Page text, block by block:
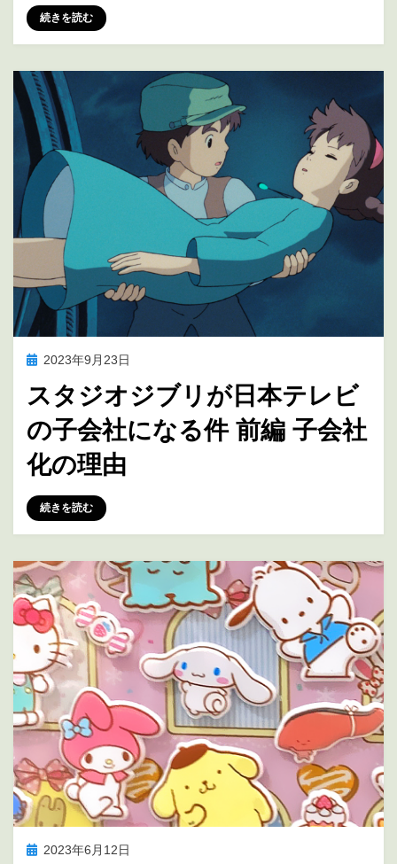
投稿者marumegane
続きを読む
投
日:
2023年9月23日
スタジオジブリが日本テレビ
の子会社になる件 前編 子会社
化の理由
投稿者marumegane
続きを読む
投 2023年6月12日